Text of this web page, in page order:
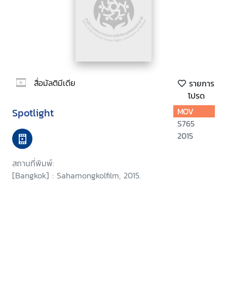
สื่อมัลติมีเดีย
รายการ
โปรด
Spotlight
สถานที่พิมพ์:
[Bangkok] : Sahamongkolfilm, 2015.
MOV
S765
2015